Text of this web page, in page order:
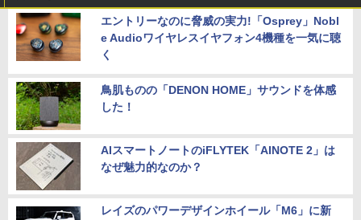
エントリーなのに脅威の実力!「Osprey」Nobl
e Audioワイヤレスイヤフォン4機種を一気に聴
く
鳥肌ものの「DENON HOME」サウンドを体感
した！
AIスマートノートのiFLYTEK「AINOTE 2」は
なぜ魅力的なのか？
レイズのパワーデザインホイール「M6」に新